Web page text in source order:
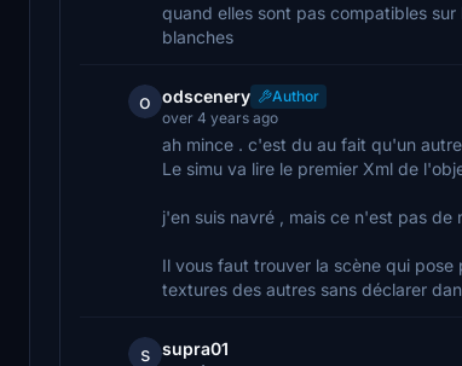
quand elles sont pas compatibles
blanches
o odscenery
Author
over 4 years ago
ah mince . c'est du au fait qu'un
Le simu va lire le premier Xml de
j'en suis navré , mais ce n'est pas de
Il vous faut trouver la scène qui
textures des autres sans déclarer
s supra01